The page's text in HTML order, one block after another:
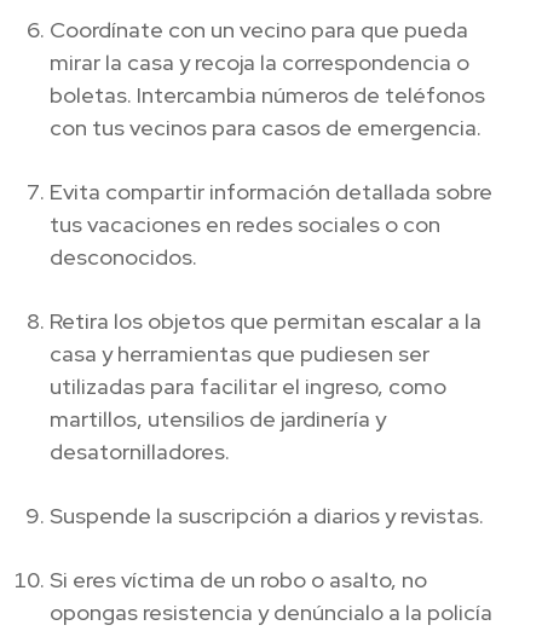
Coordínate con un vecino para que pueda
mirar la casa y recoja la correspondencia o
boletas. Intercambia números de teléfonos
con tus vecinos para casos de emergencia.
Evita compartir información detallada sobre
tus vacaciones en redes sociales o con
desconocidos.
Retira los objetos que permitan escalar a la
casa y herramientas que pudiesen ser
utilizadas para facilitar el ingreso, como
martillos, utensilios de jardinería y
desatornilladores.
Suspende la suscripción a diarios y revistas.
Si eres víctima de un robo o asalto, no
opongas resistencia y denúncialo a la policía